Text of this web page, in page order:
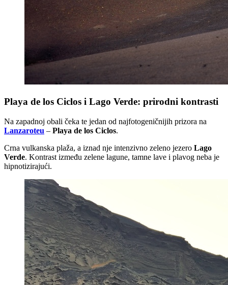
Playa de los Ciclos i Lago Verde: prirodni kontrasti
Na zapadnoj obali čeka te jedan od najfotogeničnijih prizora na
Lanzaroteu – Playa de los Ciclos.
Crna vulkanska plaža, a iznad nje intenzivno zeleno jezero Lago
Verde. Kontrast između zelene lagune, tamne lave i plavog neba je
hipnotizirajući.